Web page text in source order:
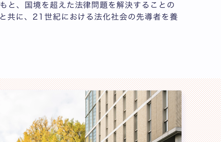
と、国境を超えた法律問題を解決することの
共に、21世紀における法化社会の先導者を養